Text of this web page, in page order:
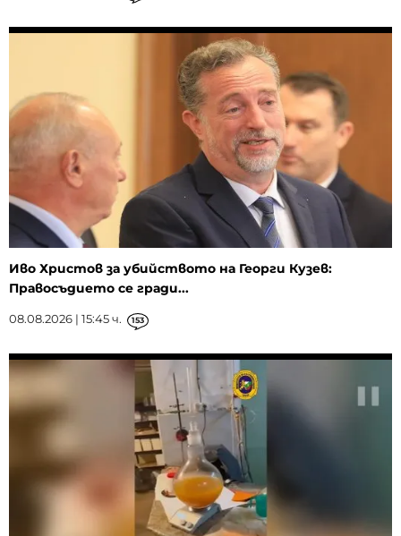
Иво Христов за убийството на Георги Кузев:
Правосъдието се гради...
08.08.2026 | 15:45 ч. 153